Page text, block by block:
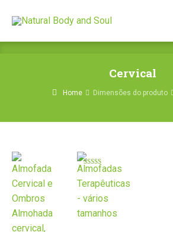
Cervical
Home Dimensões do produto
Avaliação
de 5